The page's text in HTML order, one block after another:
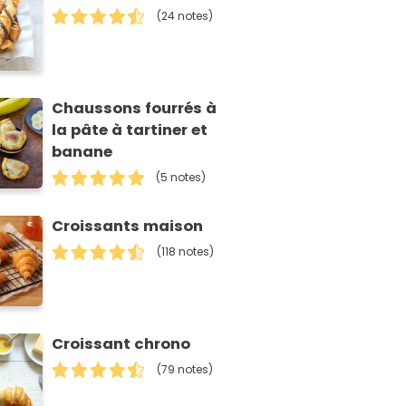
(24 notes)
Chaussons fourrés à
la pâte à tartiner et
banane
(5 notes)
Croissants maison
(118 notes)
Croissant chrono
(79 notes)